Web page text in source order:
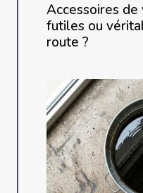
Accessoires
futiles ou
route ?